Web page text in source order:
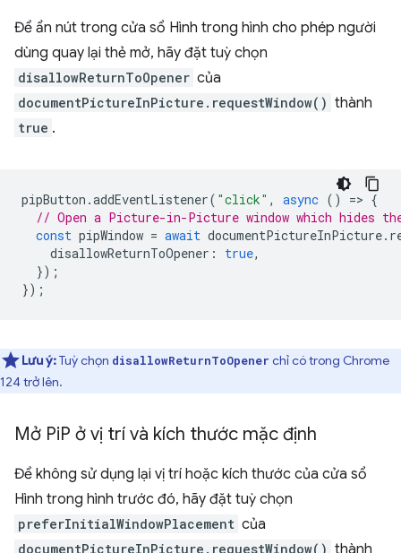
Để ẩn nút trong cửa sổ Hình trong hình cho phép người
dùng quay lại thẻ mở, hãy đặt tuỳ chọn
disallowReturnToOpener của
documentPictureInPicture.requestWindow() thành
true .
pipButton .addEventListener( "click" , async () => {
// Open a Picture-in-Picture window which hides
const pipWindow = await documentPictureInPicture.
disallowReturnToOpener : true,
});
});
Lưu ý:Tuỳ chọn disallowReturnToOpener chỉ có trong Chrome
124 trở lên.
Mở PiP ở vị trí và kích thước mặc định
Để không sử dụng lại vị trí hoặc kích thước của cửa sổ
Hình trong hình trước đó, hãy đặt tuỳ chọn
preferInitialWindowPlacement của
documentPictureInPicture.requestWindow() thành